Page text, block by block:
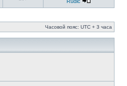
Часовой пояс: UTC + 3 часа